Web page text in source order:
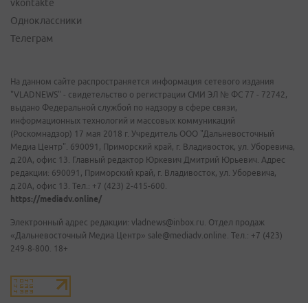
vkontakte
Одноклассники
Телеграм
На данном сайте распространяется информация сетевого издания
"VLADNEWS" - свидетельство о регистрации СМИ ЭЛ № ФС 77 - 72742,
выдано Федеральной службой по надзору в сфере связи,
информационных технологий и массовых коммуникаций
(Роскомнадзор) 17 мая 2018 г. Учредитель ООО "Дальневосточный
Медиа Центр". 690091, Приморский край, г. Владивосток, ул. Уборевича,
д.20А, офис 13. Главный редактор Юркевич Дмитрий Юрьевич. Адрес
редакции: 690091, Приморский край, г. Владивосток, ул. Уборевича,
д.20А, офис 13. Тел.: +7 (423) 2-415-600.
https://mediadv.online/
Электронный адрес редакции: vladnews@inbox.ru. Отдел продаж
«Дальневосточный Медиа Центр» sale@mediadv.online. Тел.: +7 (423)
249-8-800. 18+